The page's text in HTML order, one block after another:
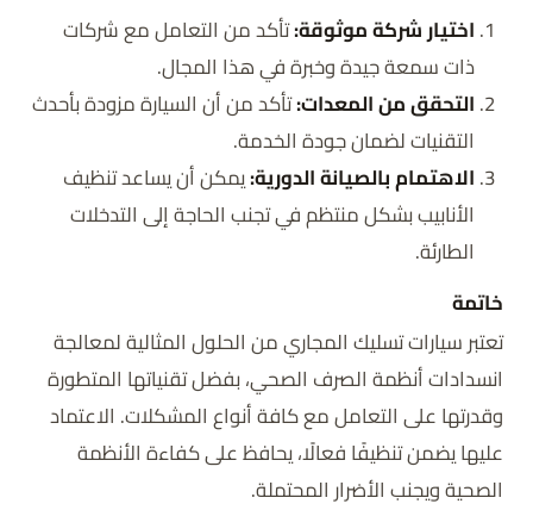
اختيار شركة موثوقة:تأكد من التعامل مع شركات
ذات سمعة جيدة وخبرة في هذا المجال.
التحقق من المعدات:تأكد من أن السيارة مزودة بأحدث
التقنيات لضمان جودة الخدمة.
الاهتمام بالصيانة الدورية:يمكن أن يساعد تنظيف
الأنابيب بشكل منتظم في تجنب الحاجة إلى التدخلات
الطارئة.
خاتمة
تعتبر سيارات تسليك المجاري من الحلول المثالية لمعالجة
انسدادات أنظمة الصرف الصحي، بفضل تقنياتها المتطورة
وقدرتها على التعامل مع كافة أنواع المشكلات. الاعتماد
عليها يضمن تنظيفًا فعالًا، يحافظ على كفاءة الأنظمة
الصحية ويجنب الأضرار المحتملة.